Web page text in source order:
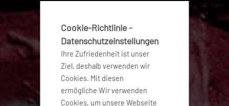
Cookie-Richtlinie -
Datenschutzeinstellungen
Ihre Zufriedenheit ist unser
Ziel, deshalb verwenden wir
Cookies. Mit diesen
ermögliche Wir verwenden
Cookies, um unsere Webseite